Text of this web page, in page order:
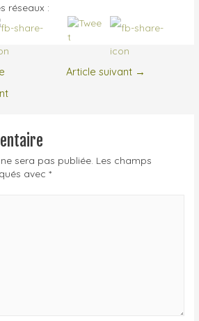
réseaux :
Article suivant →
sera pas publiée. Les champs
avec*